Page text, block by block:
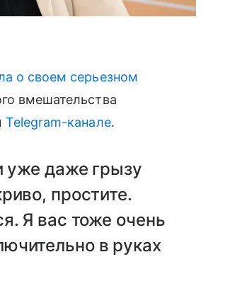
о своем серьезном
вмешательства
Telegram-канале.
уже даже грызу
простите.
Я вас тоже очень
в руках